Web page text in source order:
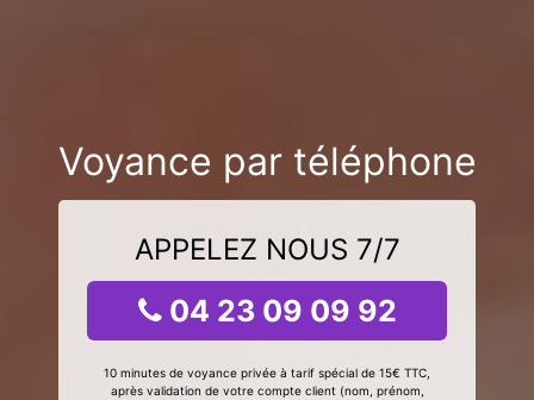
Voyance par téléphone
APPELEZ NOUS 7/7
04 23 09 09 92
10 minutes de voyance privée à tarif spécial de 15€ TTC,
après validation de votre compte client (nom, prénom,